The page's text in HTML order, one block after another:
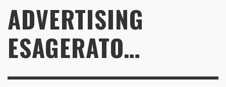
ADVERTISING
ESAGERATO…